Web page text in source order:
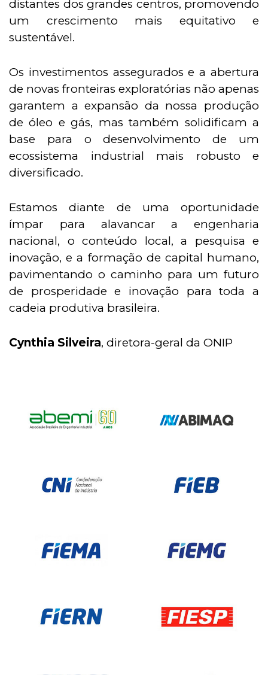
distantes dos grandes centros, promovendo
um crescimento mais equitativo e
sustentável.
Os investimentos assegurados e a abertura
de novas fronteiras exploratórias não apenas
garantem a expansão da nossa produção
de óleo e gás, mas também solidificam a
base para o desenvolvimento de um
ecossistema industrial mais robusto e
diversificado.
Estamos diante de uma oportunidade
ímpar para alavancar a engenharia
nacional, o conteúdo local, a pesquisa e
inovação, e a formação de capital humano,
pavimentando o caminho para um futuro
de prosperidade e inovação para toda a
cadeia produtiva brasileira.
Cynthia Silveira, diretora-geral da ONIP